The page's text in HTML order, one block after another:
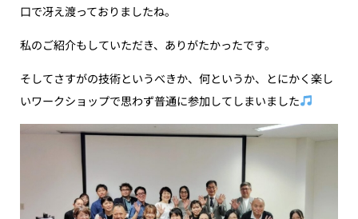
口で冴え渡っておりましたね。
私のご紹介もしていただき、ありがたかったです。
そしてさすがの技術というべきか、何というか、とにかく楽し
いワークショップで思わず普通に参加してしまいました